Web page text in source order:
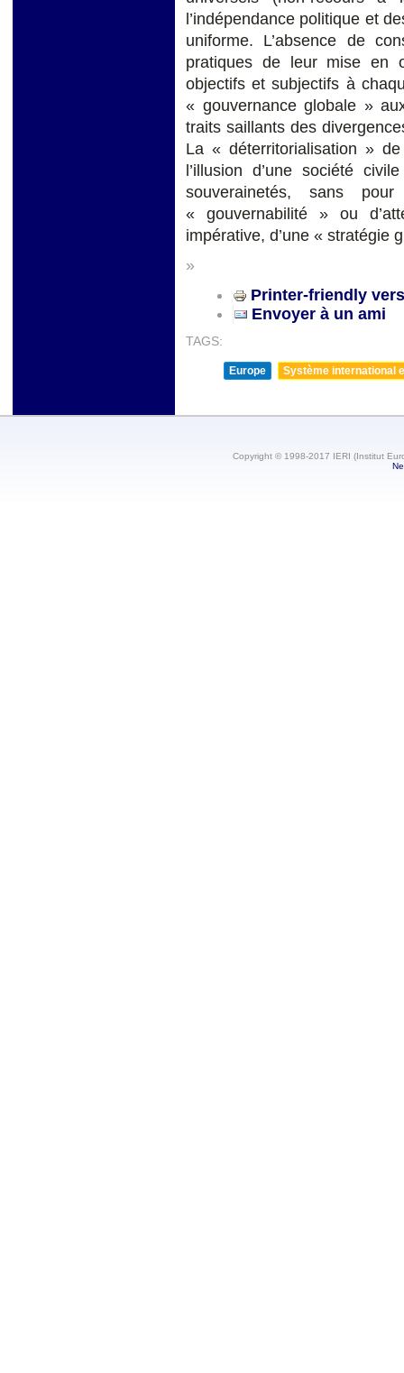
l’indépendance politique et
uniforme. L’absence de
pratiques de leur mise en
objectifs et subjectifs à
« gouvernance globale »
traits saillants des
La « déterritorialisation »
l’illusion d’une société
souverainetés, sans
« gouvernabilité » ou
impérative, d’une « stratégie
»
Printer-friendly
Envoyer à un ami
TAGS:
Europe Système international
Copyright © 1998-2017 IERI (Institut